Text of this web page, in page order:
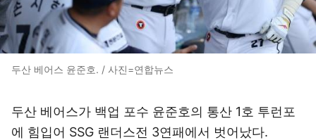
두산 베어스 윤준호. / 사진=연합뉴스
두산 베어스가 백업 포수 윤준호의 통산 1호 투런포
에 힘입어 SSG 랜더스전 3연패에서 벗어났다.